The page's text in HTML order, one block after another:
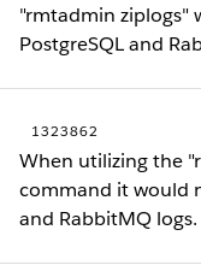
"rmtadmin ziplogs"
PostgreSQL and
1323862
When utilizing the
command it would
and RabbitMQ logs.